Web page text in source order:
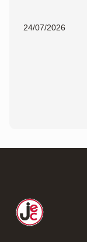
24/07/2026